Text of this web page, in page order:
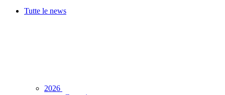
Tutte le news
2026